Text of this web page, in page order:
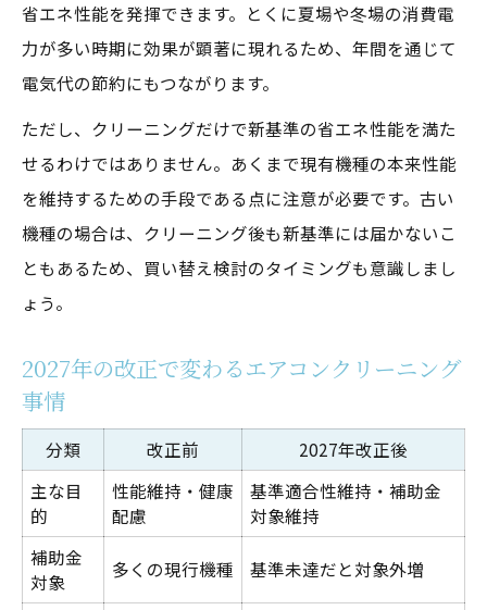
省エネ性能を発揮できます。とくに夏場や冬場の消費電
力が多い時期に効果が顕著に現れるため、年間を通じて
電気代の節約にもつながります。
ただし、クリーニングだけで新基準の省エネ性能を満た
せるわけではありません。あくまで現有機種の本来性能
を維持するための手段である点に注意が必要です。古い
機種の場合は、クリーニング後も新基準には届かないこ
ともあるため、買い替え検討のタイミングも意識しまし
ょう。
2027年の改正で変わるエアコンクリーニング
事情
分類 改正前
2027年改正後
主な目
的
性能維持・健康
配慮
基準適合性維持・補助金
対象維持
補助金
対象
多くの現行機種 基準未達だと対象外増